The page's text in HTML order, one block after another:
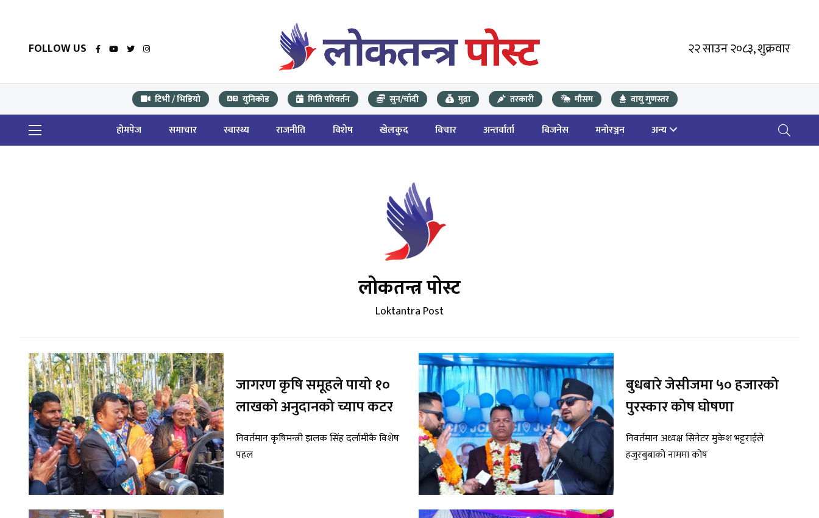
FOLLOW US २२ साउन २०८३, शुक्रवार
टिभी / भिडियो युनिकोड मिति परिवर्तन सुन/चाँदी मुद्रा तरकारी मौसम वायु गुणस्तर
होमपेज समाचार स्वास्थ्य राजनीति विशेष खेलकुद विचार अन्तर्वार्ता बिजनेस मनोरञ्जन अन्य
लोकतन्त्र पोस्ट
Loktantra Post
जागरण कृषि समूहले पायो १०
लाखको अनुदानको च्याप कटर
निवर्तमान कृषिमन्त्री झलक सिंह दर्लामीकै विशेष
पहल
बुधबारे जेसीजमा ५० हजारको
पुरस्कार कोष घोषणा
निवर्तमान अध्यक्ष सिनेटर मुकेश भट्टराईले
हजुरबुबाको नाममा कोष